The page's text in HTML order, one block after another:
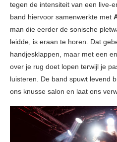
tegen de intensiteit van een live-
band hiervoor samenwerkte met
man die eerder de sonische
leidde, is eraan te horen. Dat
handjesklappen, maar met een
over je rug doet lopen terwijl je
luisteren. De band spuwt levend
ons knusse salon en laat ons